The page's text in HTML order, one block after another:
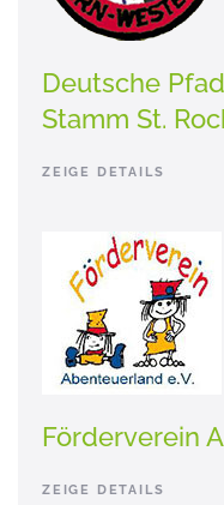
Deutsche
Stamm St.
ZEIGE DETAILS
Förderverein
ZEIGE DETAILS